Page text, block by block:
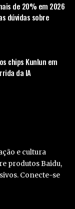
de 20% em 2026
dúvidas sobre
chips Kunlun em
da IA
e cultura
produtos Baidu,
Conecte-se